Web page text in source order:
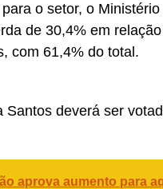
o setor, o
de 30,4% em
com 61,4% do total.
Santos deverá ser
aprova aumento para